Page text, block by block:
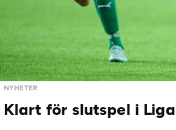
NYHETER
Klart för slutspel i